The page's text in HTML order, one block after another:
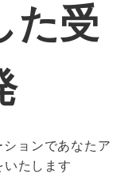
た受
ョンで ​あなたア
たします